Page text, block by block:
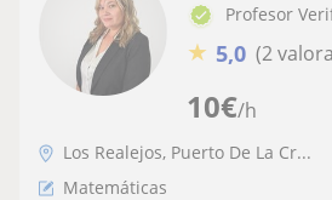
10€/h
Profesor
★ 5,0 (2
Los Realejos, Puerto De La Cr...
Matemáticas